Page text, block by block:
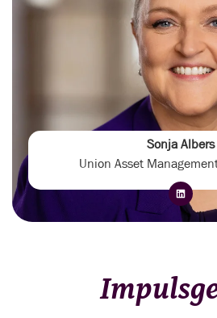
Sonja Albers
Union Asset